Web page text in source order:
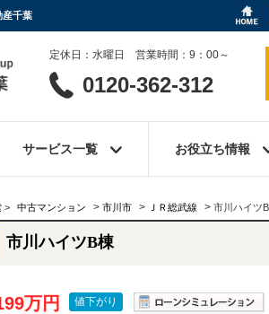
産千葉
定休日：水曜日 営業時間：9：00～
0120-362-312
サービス一覧 お役立ち情報
> 中古マンション > 市川市 > ＪＲ総武線 > 市川ハイツ
市川ハイツB棟
万円 値下がり